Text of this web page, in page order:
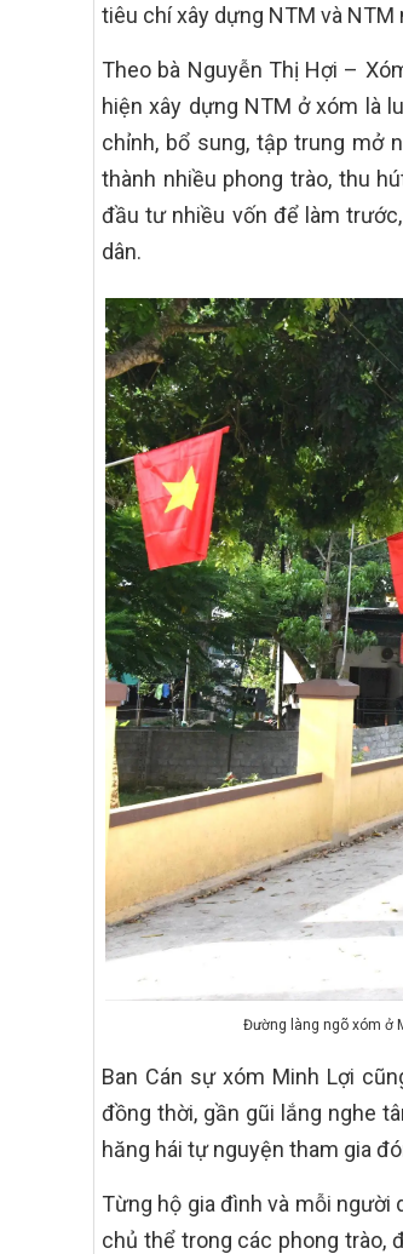
tiêu chí xây dựng NTM và
Theo bà Nguyễn Thị Hợi –
hiện xây dựng NTM ở xóm là
chỉnh, bổ sung, tập trung mở
thành nhiều phong trào, thu
đầu tư nhiều vốn để làm
dân.
Đường làng ngõ xóm ở
Ban Cán sự xóm Minh Lợi
đồng thời, gần gũi lắng nghe
hăng hái tự nguyện tham gia
Từng hộ gia đình và mỗi người
chủ thể trong các phong trào,